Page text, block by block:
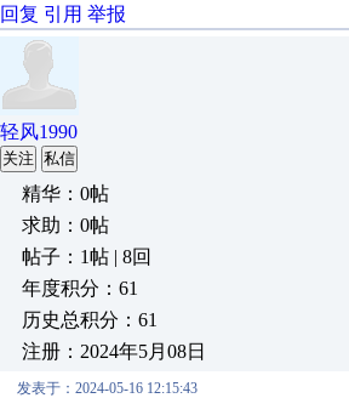
回复 引用 举报
轻风1990
关注 私信
精华：0帖
求助：0帖
帖子：1帖 | 8回
年度积分：61
历史总积分：61
注册：2024年5月08日
发表于：2024-05-16 12:15:43